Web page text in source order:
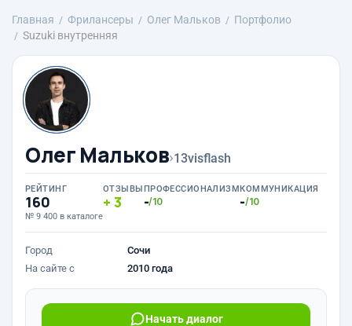
Главная Фрилансеры Олег Мальков
Портфолио
Suzuki внутренняя
Олег Мальков›13visflash
РЕЙТИНГ
160
№ 9 400 в каталоге
ОТЗЫВЫ
3
ПРОФЕССИОНАЛИЗМ
-/10
КОММУНИКАЦИЯ
-/10
Город
Сочи
На сайте с
2010 года
Начать диалог